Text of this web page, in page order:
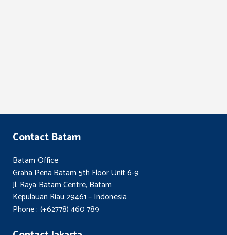
Contact Batam
Batam Office
Graha Pena Batam 5th Floor Unit 6-9
Jl. Raya Batam Centre, Batam
Kepulauan Riau 29461 – Indonesia
Phone : (+62778) 460 789